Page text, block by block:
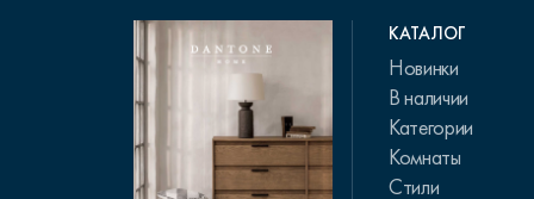
КАТАЛОГ
Новинки
В наличии
Категории
Комнаты
Стили